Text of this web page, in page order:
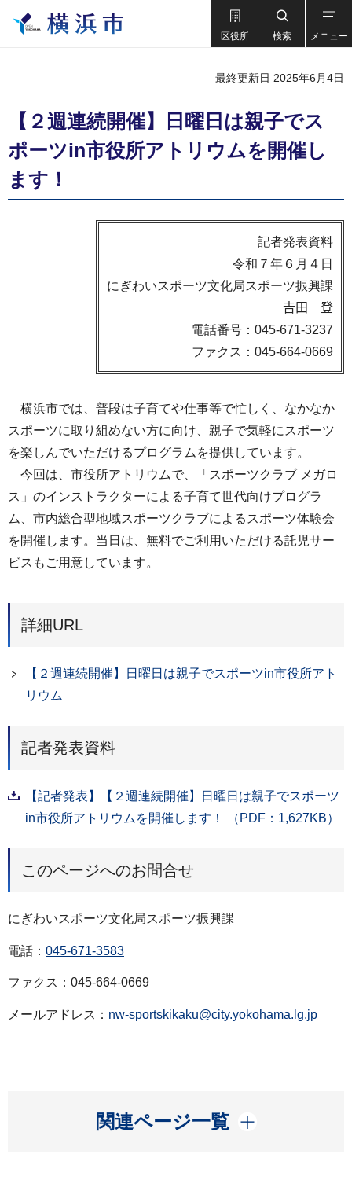
区役所 検索 メニュー
最終更新日 2025年6月4日
【２週連続開催】日曜日は親子でス
ポーツin市役所アトリウムを開催し
ます！
記者発表資料
令和７年６月４日
にぎわいスポーツ文化局スポーツ振興課
𠮷田 登
電話番号：045-671-3237
ファクス：045-664-0669
横浜市では、普段は子育てや仕事等で忙しく、なかなか
スポーツに取り組めない方に向け、親子で気軽にスポーツ
を楽しんでいただけるプログラムを提供しています。
今回は、市役所アトリウムで、「スポーツクラブ メガロ
ス」のインストラクターによる子育て世代向けプログラ
ム、市内総合型地域スポーツクラブによるスポーツ体験会
を開催します。当日は、無料でご利用いただける託児サー
ビスもご用意しています。
詳細URL
【２週連続開催】日曜日は親子でスポーツin市役所アト
リウム
記者発表資料
【記者発表】【２週連続開催】日曜日は親子でスポーツ
in市役所アトリウムを開催します！ （PDF：1,627KB）
このページへのお問合せ
にぎわいスポーツ文化局スポーツ振興課
電話： 045-671-3583
ファクス：045-664-0669
メールアドレス： nw-sportskikaku@city.yokohama.lg.jp
関連ページ一覧
開く